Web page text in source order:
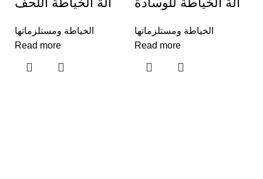
الخياطة ومستلزماتها
Read more
الخياطة ومستلزماتها
Read more